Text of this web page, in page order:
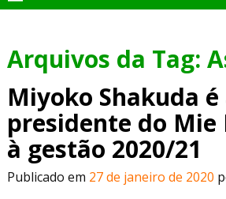
Arquivos da Tag:
Miyoko Shakuda é
presidente do Mie
à gestão 2020/21
Publicado em 27 de janeiro de 2020